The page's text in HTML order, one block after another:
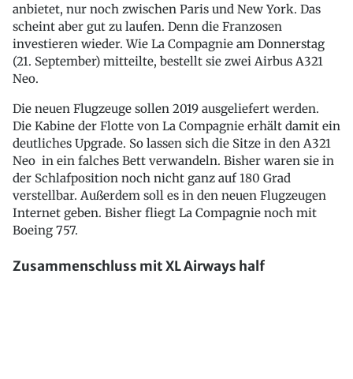
anbietet, nur noch zwischen Paris und New York. Das
scheint aber gut zu laufen. Denn die Franzosen
investieren wieder. Wie La Compagnie am Donnerstag
(21. September) mitteilte, bestellt sie zwei Airbus A321
Neo.
Die neuen Flugzeuge sollen 2019 ausgeliefert werden.
Die Kabine der Flotte von La Compagnie erhält damit ein
deutliches Upgrade. So lassen sich die Sitze in den A321
Neo in ein falches Bett verwandeln. Bisher waren sie in
der Schlafposition noch nicht ganz auf 180 Grad
verstellbar. Außerdem soll es in den neuen Flugzeugen
Internet geben. Bisher fliegt La Compagnie noch mit
Boeing 757.
Zusammenschluss mit XL Airways half